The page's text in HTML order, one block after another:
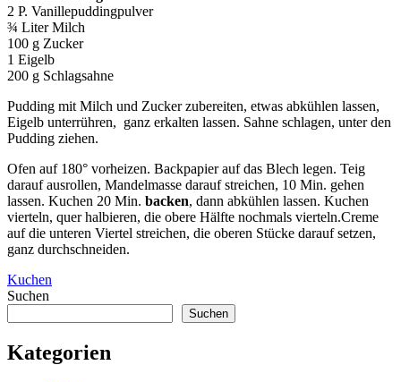
2 P. Vanillepuddingpulver
¾ Liter Milch
100 g Zucker
1 Eigelb
200 g Schlagsahne
Pudding mit Milch und Zucker zubereiten, etwas abkühlen lassen,
Eigelb unterrühren, ganz erkalten lassen. Sahne schlagen, unter den
Pudding ziehen.
Ofen auf 180° vorheizen. Backpapier auf das Blech legen. Teig
darauf ausrollen, Mandelmasse darauf streichen, 10 Min. gehen
lassen. Kuchen 20 Min. backen, dann abkühlen lassen. Kuchen
vierteln, quer halbieren, die obere Hälfte nochmals vierteln.Creme
auf die unteren Viertel streichen, die oberen Stücke darauf setzen,
ganz durchschneiden.
Kuchen
Suchen
Suchen
Kategorien